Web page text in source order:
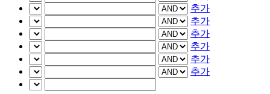
추가
추가
추가
추가
추가
추가